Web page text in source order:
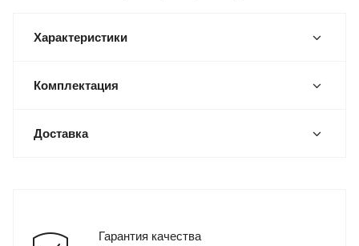
Характеристики
Комплектация
Доставка
Гарантия качества